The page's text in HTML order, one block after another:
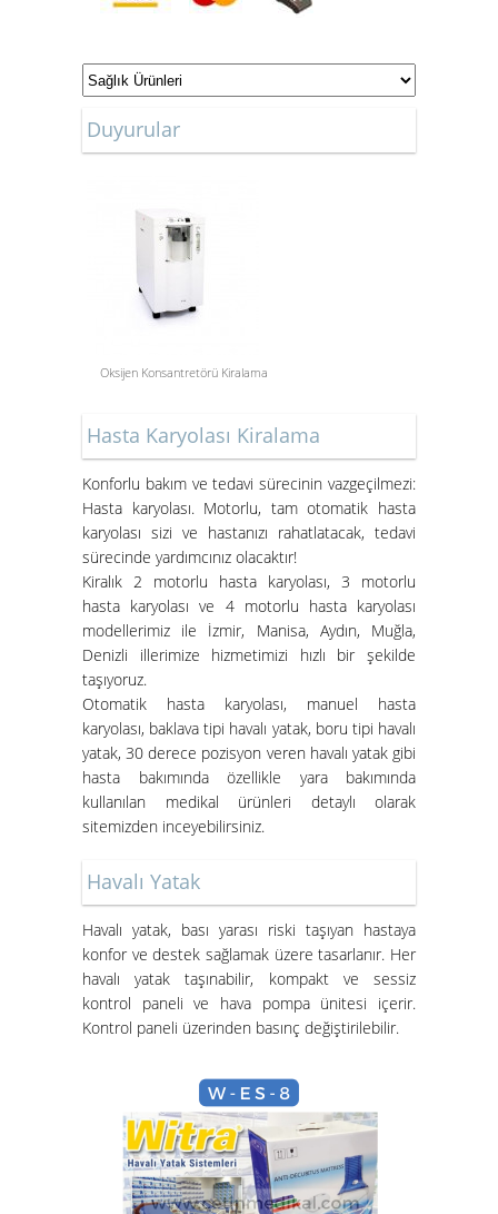
Duyurular
ONLİNE ALIŞVERİŞ
MAĞAZAMIZ
Süper Konfor ile Hasta Bakım
Yatakları
İzmir Konak Hasta Yatağı
Kurulumları Devam Ediyor
Hasta Karyolası ve Havalı Yatak
Nasıl Kurulur?
Hasta Karyolası Güzelbahçe
Hasta Karyolası Kiralama
Konforlu bakım ve tedavi sürecinin vazgeçilmezi:
Hasta karyolası. Motorlu, tam otomatik hasta
karyolası sizi ve hastanızı rahatlatacak, tedavi
sürecinde yardımcınız olacaktır!
Kiralık 2 motorlu hasta karyolası, 3 motorlu
hasta karyolası ve 4 motorlu hasta karyolası
modellerimiz ile İzmir, Manisa, Aydın, Muğla,
Denizli illerimize hizmetimizi hızlı bir şekilde
taşıyoruz.
Otomatik hasta karyolası, manuel hasta
karyolası, baklava tipi havalı yatak, boru tipi havalı
yatak, 30 derece pozisyon veren havalı yatak gibi
hasta bakımında özellikle yara bakımında
kullanılan medikal ürünleri detaylı olarak
sitemizden inceyebilirsiniz.
Havalı Yatak
Havalı yatak, bası yarası riski taşıyan hastaya
konfor ve destek sağlamak üzere tasarlanır. Her
havalı yatak taşınabilir, kompakt ve sessiz
kontrol paneli ve hava pompa ünitesi içerir.
Kontrol paneli üzerinden basınç değiştirilebilir.